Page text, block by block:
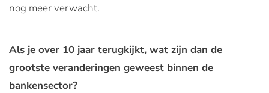
nog meer verwacht.
Als je over 10 jaar terugkijkt, wat zijn dan de
grootste veranderingen geweest binnen de
bankensector?